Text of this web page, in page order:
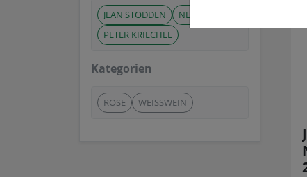
JEAN STODDEN
NELLES
PETER KRIECHEL
Kategorien
ROSE WEISSWEIN